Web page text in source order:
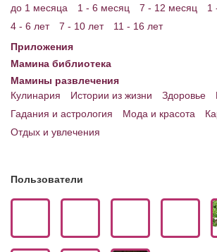
Мамина энциклопедия
Сервис. Оценка роста и веса ребенка
Приложения для Android
Полезные ссылки
Блог Администратора
до 1 месяца
1 - 6 месяц 7 - 12 месяц
1
4 - 6 лет
7 - 10 лет
11 - 16 лет
Приложения
Мамина библиотека
Мамины развлечения
Кулинария
Истории из жизни Здоровье
Гадания и астрология
Мода и красота
Отдых и увлечения
Пользователи